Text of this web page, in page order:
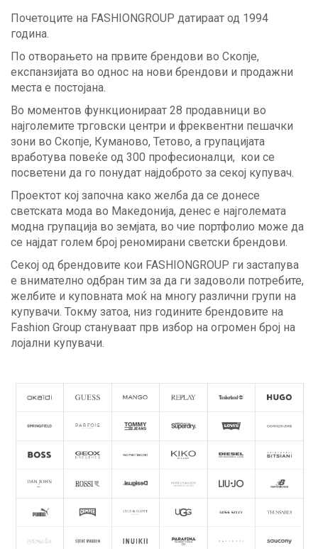
Почетоците на FASHIONGROUP датираат од 1994
година.
По отворањето на првите брендови во Скопје,
експанзијата во однос на нови брендови и продажни
места е постојана.
Во моментов функционираат 28 продавници во
најголемите трговски центри и фреквентни пешачки
зони во Скопје, Куманово, Тетово, а групацијата
вработува повеќе од 300 професионалци, кои се
посветени да го понудат најдоброто за секој купувач.
Проектот кој започна како желба да се донесе
светската мода во Македонија, денес е најголемата
модна групација во земјата, во чие портфолио може да
се најдат голем број реномирани светски брендови.
Секој од брендовите кои FASHIONGROUP ги застапува
e внимателно одбран тим за да ги задоволи потребите,
желбите и куповната моќ на многу различни групи на
купувачи. Токму затоа, низ годините брендовите на
Fashion Group стануваат прв избор на огромен број на
лојални купувачи.